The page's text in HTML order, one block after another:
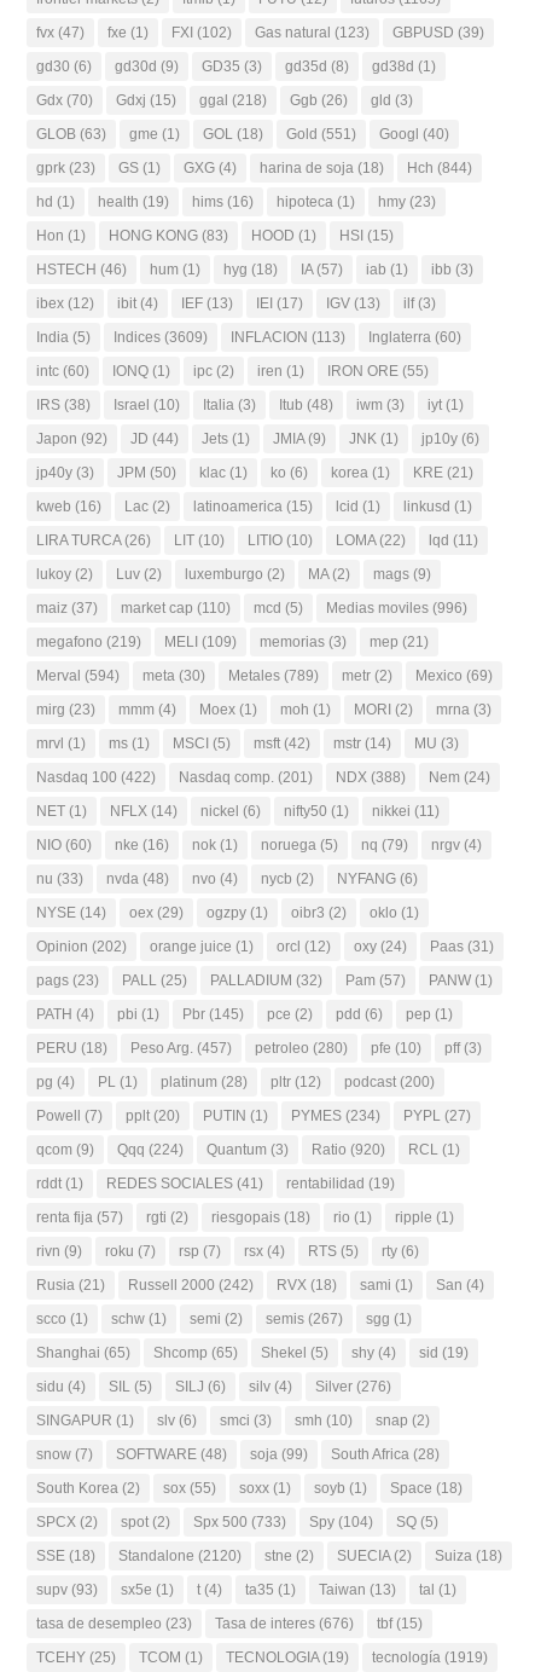
fvx (47) fxe (1) FXI (102) Gas natural (123) GBPUSD (39)
gd30 (6) gd30d (9) GD35 (3) gd35d (8) gd38d (1)
Gdx (70) Gdxj (15) ggal (218) Ggb (26) gld (3)
GLOB (63) gme (1) GOL (18) Gold (551) Googl (40)
gprk (23) GS (1) GXG (4) harina de soja (18) Hch (844)
hd (1) health (19) hims (16) hipoteca (1) hmy (23)
Hon (1) HONG KONG (83) HOOD (1) HSI (15)
HSTECH (46) hum (1) hyg (18) IA(57) iab (1) ibb (3)
ibex (12) ibit (4) IEF (13) IEI (17) IGV (13) ilf(3)
India (5) Indices (3609) INFLACION (113) Inglaterra (60)
intc (60) IONQ (1) ipc (2) iren (1) IRON ORE (55)
IRS (38) Israel (10) Italia (3) Itub (48) iwm (3) iyt (1)
Japon (92) JD (44) Jets (1) JMIA(9) JNK (1) jp10y (6)
jp40y (3) JPM (50) klac (1) ko (6) korea (1) KRE (21)
kweb (16) Lac (2) latinoamerica (15) lcid (1) linkusd (1)
LIRA TURCA(26) LIT (10) LITIO (10) LOMA(22) lqd (11)
lukoy (2) Luv (2) luxemburgo (2) MA(2) mags (9)
maiz (37) market cap (110) mcd (5) Medias moviles (996)
megafono (219) MELI (109) memorias (3) mep (21)
Merval (594) meta (30) Metales (789) metr (2) Mexico (69)
mirg (23) mmm (4) Moex (1) moh (1) MORI (2) mrna (3)
mrvl (1) ms (1) MSCI (5) msft (42) mstr (14) MU (3)
Nasdaq 100 (422) Nasdaq comp. (201) NDX (388) Nem (24)
NET (1) NFLX (14) nickel (6) nifty50 (1) nikkei (11)
NIO (60) nke (16) nok (1) noruega (5) nq (79) nrgv (4)
nu (33) nvda (48) nvo (4) nycb (2) NYFANG (6)
NYSE (14) oex (29) ogzpy (1) oibr3 (2) oklo (1)
Opinion (202) orange juice (1) orcl (12) oxy (24) Paas (31)
pags (23) PALL (25) PALLADIUM (32) Pam (57) PANW (1)
PATH (4) pbi (1) Pbr (145) pce (2) pdd (6) pep (1)
PERU (18) Peso Arg. (457) petroleo (280) pfe (10) pff(3)
pg (4) PL (1) platinum (28) pltr (12) podcast (200)
Powell (7) pplt (20) PUTIN (1) PYMES (234) PYPL (27)
qcom (9) Qqq (224) Quantum (3) Ratio (920) RCL (1)
rddt (1) REDES SOCIALES (41) rentabilidad (19)
renta fija (57) rgti (2) riesgopais (18) rio (1) ripple (1)
rivn (9) roku (7) rsp (7) rsx (4) RTS (5) rty (6)
Rusia (21) Russell 2000 (242) RVX (18) sami (1) San (4)
scco (1) schw (1) semi (2) semis (267) sgg (1)
Shanghai (65) Shcomp (65) Shekel (5) shy (4) sid (19)
sidu (4) SIL (5) SILJ (6) silv (4) Silver (276)
SINGAPUR (1) slv (6) smci (3) smh (10) snap (2)
snow (7) SOFTWARE (48) soja (99) South Africa (28)
South Korea (2) sox (55) soxx (1) soyb (1) Space (18)
SPCX (2) spot (2) Spx 500 (733) Spy (104) SQ (5)
SSE (18) Standalone (2120) stne (2) SUECIA(2) Suiza (18)
supv (93) sx5e (1) t (4) ta35 (1) Taiwan (13) tal (1)
tasa de desempleo (23) Tasa de interes (676) tbf(15)
TCEHY (25) TCOM (1) TECNOLOGIA(19) tecnología (1919)